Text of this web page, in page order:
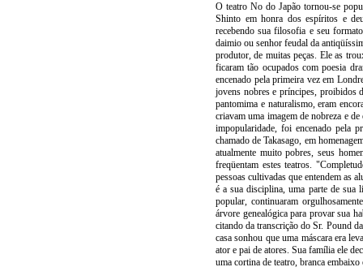
O teatro No do Japão tornou-se
Shinto em honra dos espíritos e
recebendo sua filosofia e seu
daimio ou senhor feudal da
produtor, de muitas peças. Ele as
ficaram tão ocupados com poesia
encenado pela primeira vez em
jovens nobres e príncipes, proibidos
pantomima e naturalismo, eram
criavam uma imagem de nobreza e
impopularidade, foi encenado pela
chamado de Takasago, em
atualmente muito pobres, seus
freqüentam estes teatros.
pessoas cultivadas que entendem as
é a sua disciplina, uma parte de sua
popular, continuaram
árvore genealógica para provar sua
citando da transcrição do Sr. Pound
casa sonhou que uma máscara era
ator e pai de atores. Sua família ele
uma cortina de teatro, branca